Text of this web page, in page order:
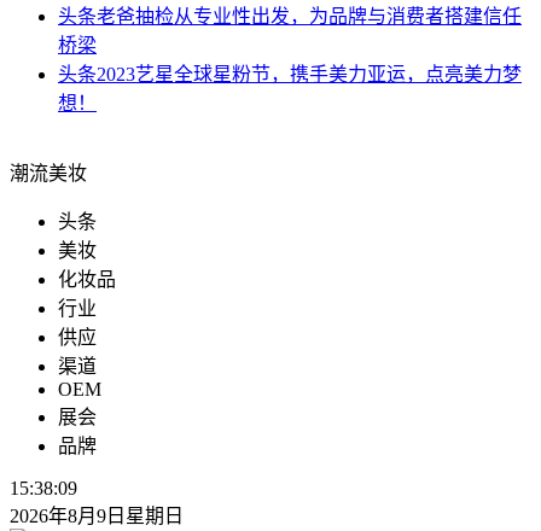
头条老爸抽检从专业性出发，为品牌与消费者搭建信任
桥梁
头条2023艺星全球星粉节，携手美力亚运，点亮美力梦
想！
潮流美妆
头条
美妆
化妆品
行业
供应
渠道
OEM
展会
品牌
15:38:11
2026年8月9日星期日